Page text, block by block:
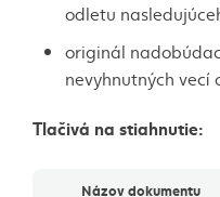
odletu
originál
nevyhnutných vecí
Tlačivá na stiahnutie:
DokumentyNázov dokumentu